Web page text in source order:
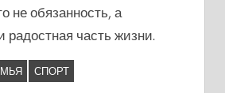
не обязанность, а
радостная часть жизни.
СПОРТ